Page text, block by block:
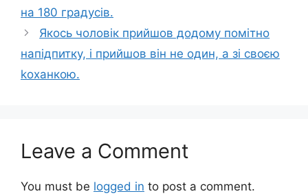
на 180 градусів.
Якось чоловік прийшов додому помітно
напідпитку, і прийшов він не один, а зі своєю
kоханкою.
Leave a Comment
You must be logged in to post a comment.